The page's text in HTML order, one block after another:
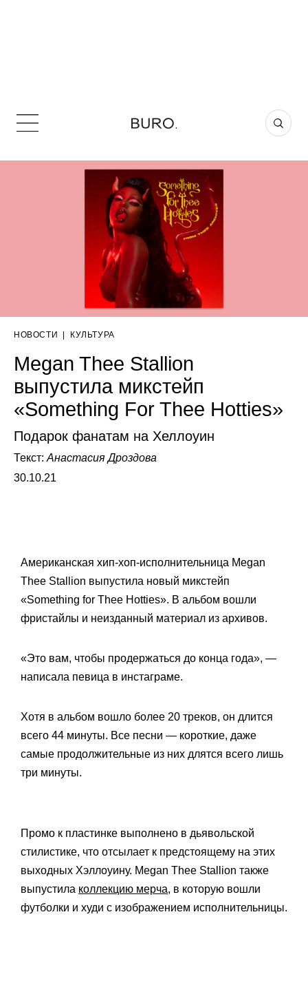
НОВОСТИ КУЛЬТУРА
Megan Thee Stallion
выпустила микстейп
«Something For Thee Hotties»
Подарок фанатам на Хеллоуин
Текст: Анастасия Дроздова
30.10.21
Американская хип-хоп-исполнительница Megan
Thee Stallion выпустила новый микстейп
«Something for Thee Hotties». В альбом вошли
фристайлы и неизданный материал из архивов.
«Это вам, чтобы продержаться до конца года», —
написала певица в инстаграме.
Хотя в альбом вошло более 20 треков, он длится
всего 44 минуты. Все песни — короткие, даже
самые продолжительные из них длятся всего лишь
три минуты.
Промо к пластинке выполнено в дьявольской
стилистике, что отсылает к предстоящему на этих
выходных Хэллоуину. Megan Thee Stallion также
выпустила коллекцию мерча, в которую вошли
футболки и худи с изображением исполнительницы.